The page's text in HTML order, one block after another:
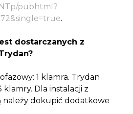
pubhtml?
.
dostarczanych z
1 klamra. Trydan
klamry. Dla instalacji z
dokupić dodatkowe